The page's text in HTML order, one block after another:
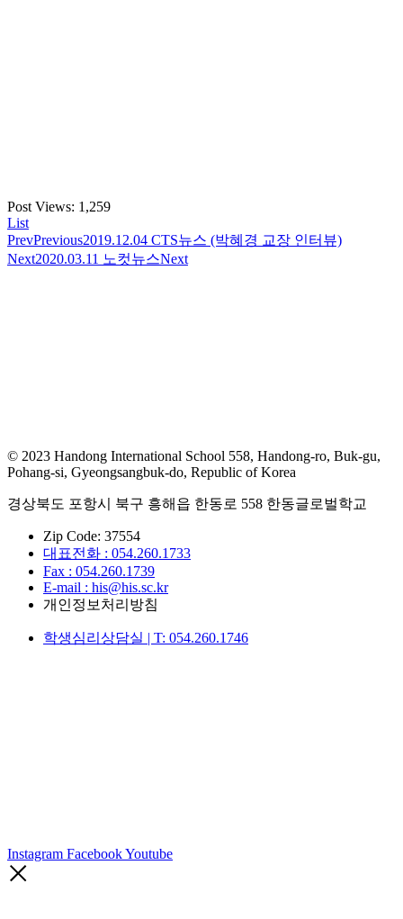
Post Views: 1,259
List
PrevPrevious2019.12.04 CTS뉴스 (박혜경 교장 인터뷰)
Next2020.03.11 노컷뉴스Next
© 2023 Handong International School 558, Handong-ro, Buk-gu,
Pohang-si, Gyeongsangbuk-do, Republic of Korea
경상북도 포항시 북구 흥해읍 한동로 558 한동글로벌학교
Zip Code: 37554
대표전화 : 054.260.1733
Fax : 054.260.1739
E-mail : his@his.sc.kr
개인정보처리방침
학생심리상담실 | T: 054.260.1746
Instagram FacebookYoutube